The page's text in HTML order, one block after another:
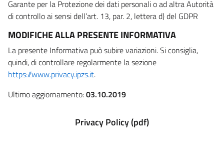
Garante per la Protezione dei dati personali o ad altra Autorità
di controllo ai sensi dell’art. 13, par. 2, lettera d) del GDPR
MODIFICHE ALLA PRESENTE INFORMATIVA
La presente Informativa può subire variazioni. Si consiglia,
quindi, di controllare regolarmente la sezione
https://www.privacy.ipzs.it.
Ultimo aggiornamento:03.10.2019
Privacy Policy (pdf)